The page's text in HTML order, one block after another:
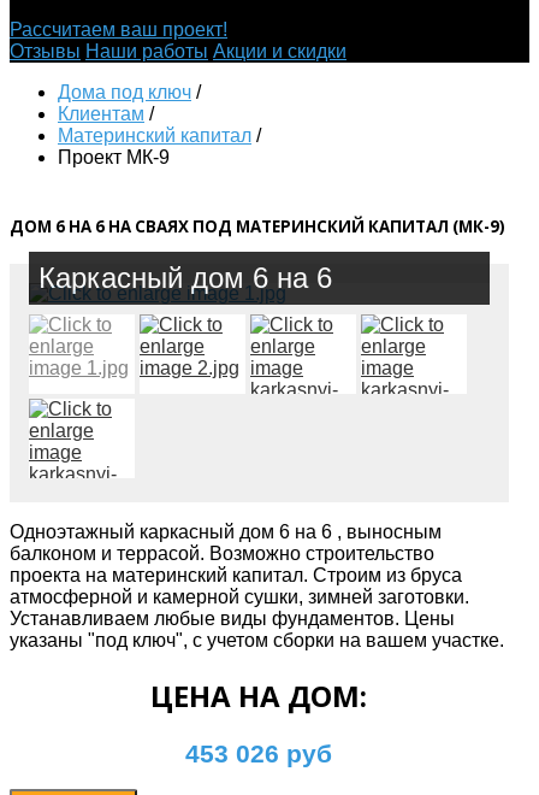
Рассчитаем ваш проект!
Отзывы Наши работы Акции и скидки
Дома под ключ /
Клиентам /
Материнский капитал /
Проект МК-9
ДОМ 6 НА 6 НА СВАЯХ ПОД МАТЕРИНСКИЙ КАПИТАЛ (МК-9)
Каркасный дом 6 на 6
Одноэтажный каркасный дом 6 на 6 , выносным
балконом и террасой. Возможно строительство
проекта на материнский капитал. Строим из бруса
атмосферной и камерной сушки, зимней заготовки.
Устанавливаем любые виды фундаментов. Цены
указаны "под ключ", с учетом сборки на вашем участке.
ЦЕНА НА ДОМ:
453 026 руб